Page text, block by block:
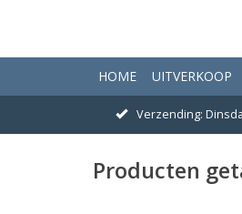
HOME UITVERKOOP
Verzending:
Producten